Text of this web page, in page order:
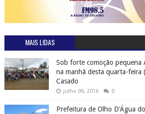
MAIS LIDAS
Sob forte comoção pequena
na manhã desta quarta-feira
Casado
julho 06, 2016 0
Prefeitura de Olho D'Água